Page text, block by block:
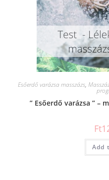
Esőerdő varázsa masszázs,
” Esőerdő varázsa ” –
Ft
Add